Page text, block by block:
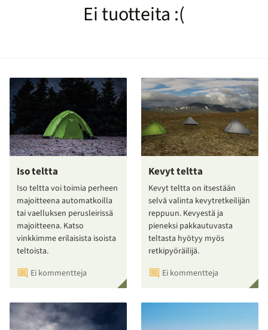
Ei tuotteita :(
Iso teltta
Iso teltta voi toimia perheen
majoitteena automatkoilla
tai vaelluksen perusleirissä
majoitteena. Katso
vinkkimme erilaisista isoista
teltoista.
Ei kommentteja
Kevyt teltta
Kevyt teltta on itsestään
selvä valinta kevytretkeilijän
reppuun. Kevyestä ja
pieneksi pakkautuvasta
teltasta hyötyy myös
retkipyöräilijä.
Ei kommentteja